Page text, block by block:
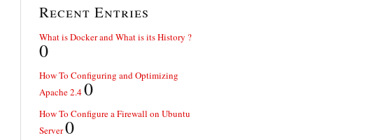
Recent Entries
What is Docker and What is its History ?
0
How To Configuring and Optimizing
Apache 2.40
How To Configure a Firewall on Ubuntu
Server0